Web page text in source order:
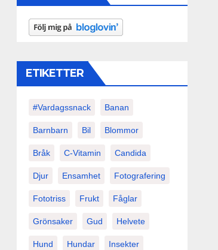
ETIKETTER
#vardagssnack Banan
Barnbarn Bil Blommor
Bråk C-Vitamin Candida
Djur Ensamhet Fotografering
Fototriss Frukt Fåglar
Grönsaker Gud Helvete
Hund Hundar Insekter